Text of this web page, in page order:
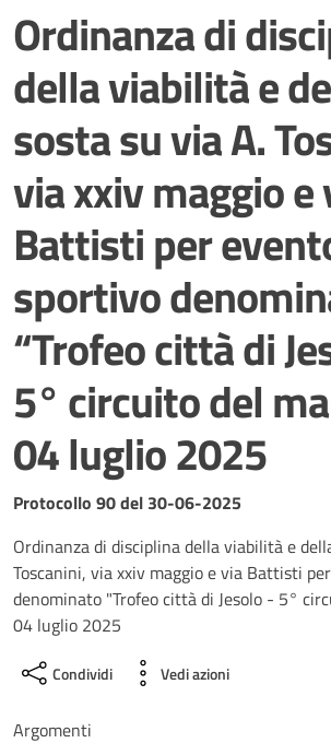
Ordinanza di
della viabilità e
sosta su via A.
via xxiv maggio e
Battisti per
sportivo
“Trofeo città di
5° circuito del
04 luglio 2025
Dettagli del documento
Protocollo 90 del 30-06-2025
Ordinanza di disciplina della viabilità e
Toscanini, via xxiv maggio e via Battisti
denominato "Trofeo città di Jesolo - 5°
04 luglio 2025
Condividi Vedi azioni
Argomenti